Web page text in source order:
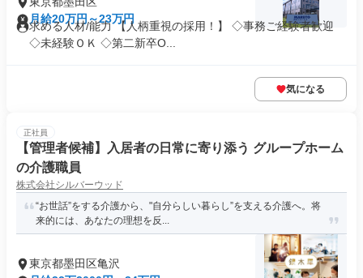
月給20万円～23万円
求める人材/能力 【人柄重視の採用！】 ◇事務ご経験者歓迎
◇未経験ＯＫ ◇第二新卒O...
気になる
正社員
【管理者候補】入居者の日常に寄り添う グループホーム
の介護職員
株式会社シルバーウッド
“お世話”をする介護から、"自分らしい暮らし”を支える介護へ。将
来的には、あなたの理想を反...
東京都墨田区亀沢